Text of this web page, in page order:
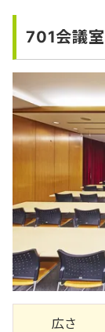
701会議室
広さ